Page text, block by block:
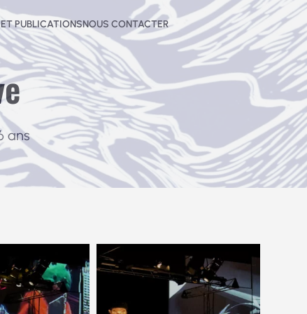
PUBLICATIONSNOUS CONTACTER
ans